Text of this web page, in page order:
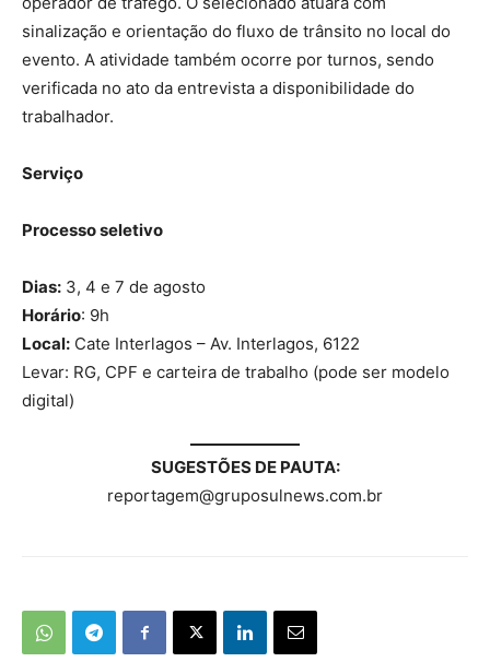
sinalização e orientação do fluxo de trânsito no local do
evento. A atividade também ocorre por turnos, sendo
verificada no ato da entrevista a disponibilidade do
trabalhador.
Serviço
Processo seletivo
Dias: 3, 4 e 7 de agosto
Horário: 9h
Local: Cate Interlagos – Av. Interlagos, 6122
Levar: RG, CPF e carteira de trabalho (pode ser modelo
digital)
SUGESTÕES DE PAUTA:
reportagem@gruposulnews.com.br